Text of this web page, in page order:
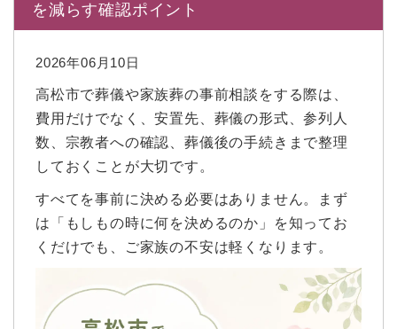
を減らす確認ポイント
2026年06月10日
高松市で葬儀や家族葬の事前相談をする際は、
費用だけでなく、安置先、葬儀の形式、参列人
数、宗教者への確認、葬儀後の手続きまで整理
しておくことが大切です。
すべてを事前に決める必要はありません。まず
は「もしもの時に何を決めるのか」を知ってお
くだけでも、ご家族の不安は軽くなります。